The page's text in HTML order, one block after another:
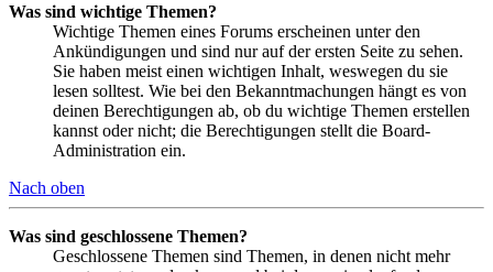
Was sind wichtige Themen?
Wichtige Themen eines Forums erscheinen unter den
Ankündigungen und sind nur auf der ersten Seite zu sehen.
Sie haben meist einen wichtigen Inhalt, weswegen du sie
lesen solltest. Wie bei den Bekanntmachungen hängt es von
deinen Berechtigungen ab, ob du wichtige Themen erstellen
kannst oder nicht; die Berechtigungen stellt die Board-
Administration ein.
Nach oben
Was sind geschlossene Themen?
Geschlossene Themen sind Themen, in denen nicht mehr